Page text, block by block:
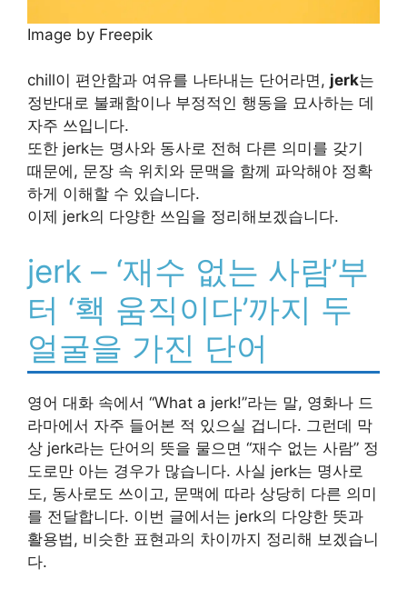
Image by Freepik
chill이 편안함과 여유를 나타내는 단어라면, jerk는
정반대로 불쾌함이나 부정적인 행동을 묘사하는 데
자주 쓰입니다.
또한 jerk는 명사와 동사로 전혀 다른 의미를 갖기
때문에, 문장 속 위치와 문맥을 함께 파악해야 정확
하게 이해할 수 있습니다.
이제 jerk의 다양한 쓰임을 정리해보겠습니다.
jerk – ‘재수 없는 사람’부
터 ‘홱 움직이다’까지 두
얼굴을 가진 단어
영어 대화 속에서 “What a jerk!”라는 말, 영화나 드
라마에서 자주 들어본 적 있으실 겁니다. 그런데 막
상 jerk라는 단어의 뜻을 물으면 “재수 없는 사람” 정
도로만 아는 경우가 많습니다. 사실 jerk는 명사로
도, 동사로도 쓰이고, 문맥에 따라 상당히 다른 의미
를 전달합니다. 이번 글에서는 jerk의 다양한 뜻과
활용법, 비슷한 표현과의 차이까지 정리해 보겠습니
다.